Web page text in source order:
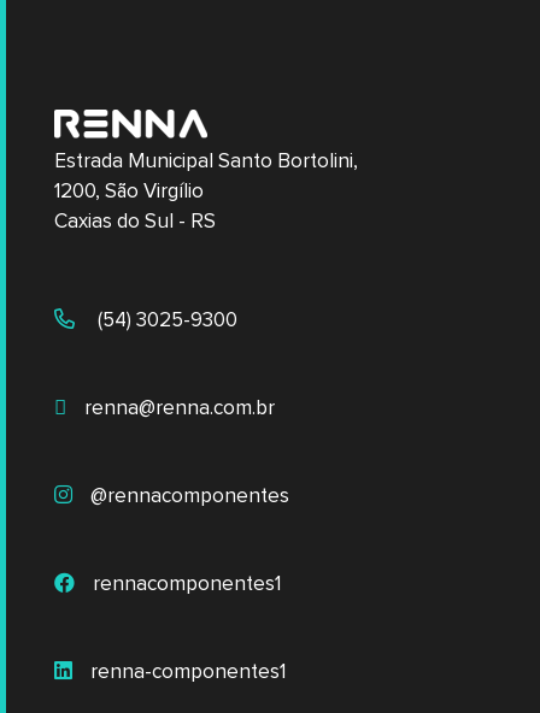
Estrada Municipal Santo Bortolini,
1200, São Virgílio
Caxias do Sul - RS
(54) 3025-9300
renna@renna.com.br
@rennacomponentes
rennacomponentes1
renna-componentes1